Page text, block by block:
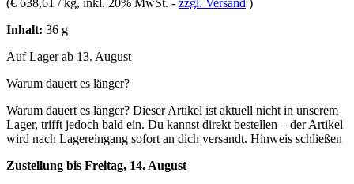
Inhalt: 36 g
Auf Lager ab 13. August
Warum dauert es länger?
Warum dauert es länger? Dieser Artikel ist aktuell nicht in unserem
Lager, trifft jedoch bald ein. Du kannst direkt bestellen – der Artikel
wird nach Lagereingang sofort an dich versandt. Hinweis schließen
Zustellung bis Freitag, 14. August